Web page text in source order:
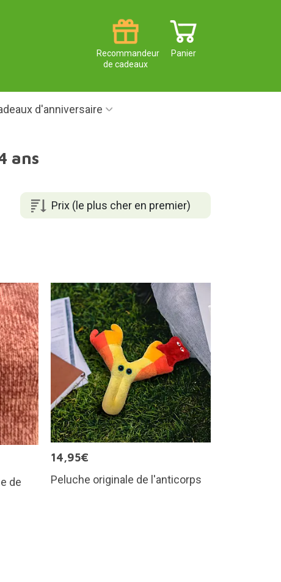
Panier
Recommandeur
de cadeaux
d'anniversaire
ans
Prix (le plus cher en premier)
de
14,95€
Peluche originale de l'anticorps